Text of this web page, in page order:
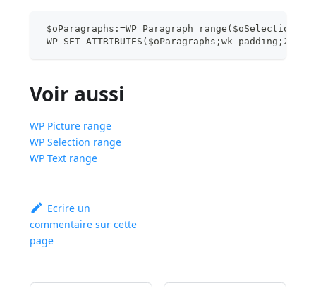
$oParagraphs:=WP Paragraph range($oSelection)
WP SET ATTRIBUTES($oParagraphs;wk padding;20)
Voir aussi
WP Picture range
WP Selection range
WP Text range
Ecrire un
commentaire sur cette
page